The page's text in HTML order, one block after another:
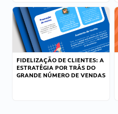
FIDELIZAÇÃO DE CLIENTES: A
ESTRATÉGIA POR TRÁS DO
GRANDE NÚMERO DE VENDAS